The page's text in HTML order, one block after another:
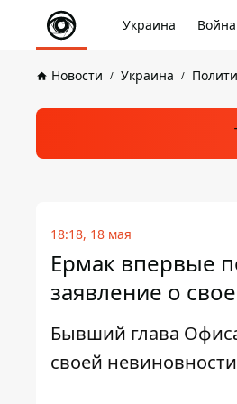
Украина Война
Новости Украина
18:18, 18 мая
Ермак впервые
заявление о
Бывший глава
своей